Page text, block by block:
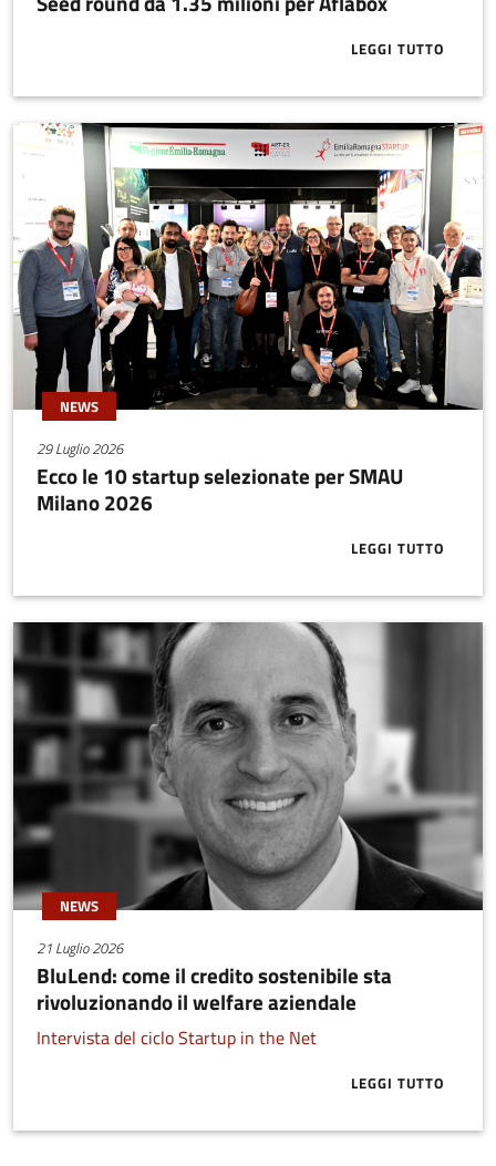
LEGGI TUTTOABOUT SEED
NEWS
29 Luglio 2026
Ecco le 10 startup selezionate per SMAU
Milano 2026
LEGGI TUTTO
ABOUT
NEWS
21 Luglio 2026
BluLend: come il credito sostenibile sta
rivoluzionando il welfare aziendale
Intervista del ciclo Startup in the Net
LEGGI TUTTO
ABOUT